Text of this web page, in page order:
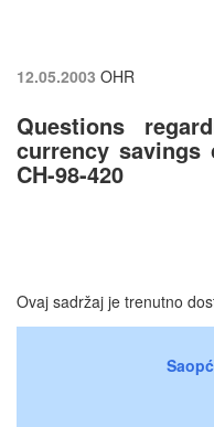
12.05.2003 OHR
Questions
currency savings
CH-98-420
Ovaj sadržaj je trenutno